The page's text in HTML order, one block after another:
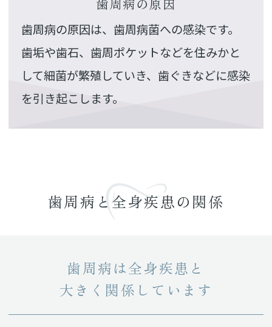
歯周病の原因は、歯周病菌への感染です。
歯垢や歯石、歯周ポケットなどを住みかと
して細菌が繁殖していき、 歯ぐきなどに感染
を引き起こします。
歯周病と全身疾患の関係
歯周病は全身疾患と
大きく関係しています